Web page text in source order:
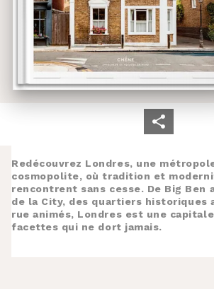
Redécouvrez Londres, une
cosmopolite, où tradition et
rencontrent sans cesse. De Big Ben
de la City, des quartiers historiques
rue animés, Londres est une
facettes qui ne dort jamais.